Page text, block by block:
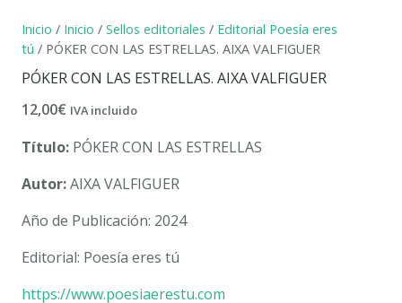
Inicio / Inicio / Sellos editoriales / Editorial Poesía eres
tú / PÓKER CON LAS ESTRELLAS. AIXA VALFIGUER
PÓKER CON LAS ESTRELLAS. AIXA VALFIGUER
12,00€ IVA incluido
Título: PÓKER CON LAS ESTRELLAS
Autor:AIXA VALFIGUER
Año de Publicación: 2024
Editorial: Poesía eres tú
https://www.poesiaerestu.com